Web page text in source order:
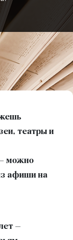
театры и
можно
афиши на
–